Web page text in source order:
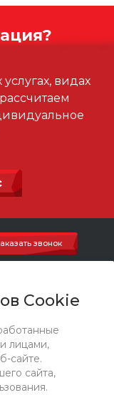
Cookie
лицами,
сайте.
сайта,
видах
звонок